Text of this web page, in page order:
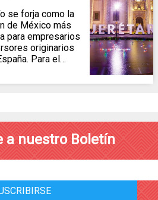
se forja como la
de México más
para empresarios
originarios
Para el…
a nuestro Boletín